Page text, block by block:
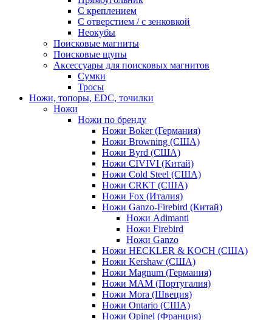
С креплением
С отверстием / с зенковкой
Неокубы
Поисковые магниты
Поисковые щупы
Аксессуары для поисковых магнитов
Сумки
Тросы
Ножи, топоры, EDC, точилки
Ножи
Ножи по бренду
Ножи Boker (Германия)
Ножи Browning (США)
Ножи Byrd (США)
Ножи CIVIVI (Китай)
Ножи Cold Steel (США)
Ножи CRKT (США)
Ножи Fox (Италия)
Ножи Ganzo-Firebird (Китай)
Ножи Adimanti
Ножи Firebird
Ножи Ganzo
Ножи HECKLER & KOCH (США)
Ножи Kershaw (США)
Ножи Magnum (Германия)
Ножи MAM (Португалия)
Ножи Mora (Швеция)
Ножи Ontario (США)
Ножи Opinel (Франция)